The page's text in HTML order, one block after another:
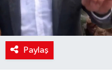
Paylaş